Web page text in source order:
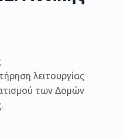
λειτουργίας
των Δομών